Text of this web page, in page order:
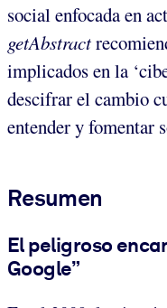
social enfocada en
getAbstract
implicados en la
descifrar el cambio
entender y fomentar
Resumen
El peligroso
Google”